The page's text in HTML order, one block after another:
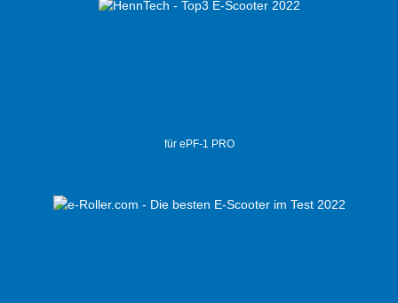
für ePF-1 PRO